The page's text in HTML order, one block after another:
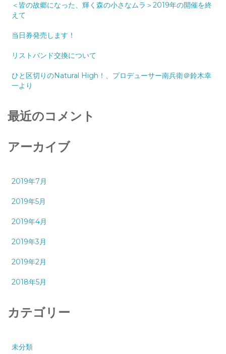
＜皆の故郷になった、輝く森の小さなムラ＞2019年の開催を終
えて
当日券発売します！
リストバンド交換について
ひと区切りのNatural High！、プロデューサー南兵衛＠鈴木幸
一より
最近のコメント
アーカイブ
2019年7月
2019年5月
2019年4月
2019年3月
2019年2月
2018年5月
カテゴリー
未分類